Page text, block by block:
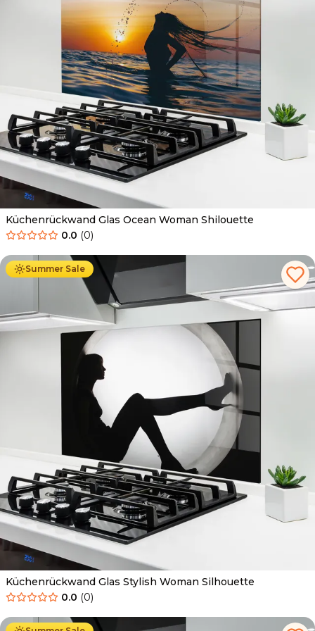
Küchenrückwand Glas Ocean Woman Shilouette
0.0 (0)
Summer Sale
Ab 69.90 € 34.90
Küchenrückwand Glas Stylish Woman Silhouette
0.0 (0)
Ab 69.90 € 34.90